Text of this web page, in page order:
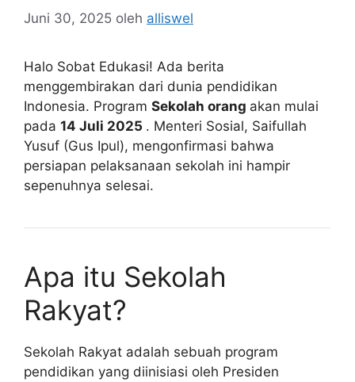
Juni 30, 2025 oleh alliswel
Halo Sobat Edukasi! Ada berita
menggembirakan dari dunia pendidikan
Indonesia. Program Sekolah orang akan mulai
pada 14 Juli 2025 . Menteri Sosial, Saifullah
Yusuf (Gus Ipul), mengonfirmasi bahwa
persiapan pelaksanaan sekolah ini hampir
sepenuhnya selesai.
Apa itu Sekolah
Rakyat?
Sekolah Rakyat adalah sebuah program
pendidikan yang diinisiasi oleh Presiden